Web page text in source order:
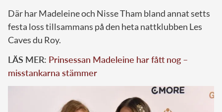
Där har Madeleine och Nisse Tham bland annat setts
festa loss tillsammans på den heta nattklubben Les
Caves du Roy.
LÄS MER: Prinsessan Madeleine har fått nog –
misstankarna stämmer